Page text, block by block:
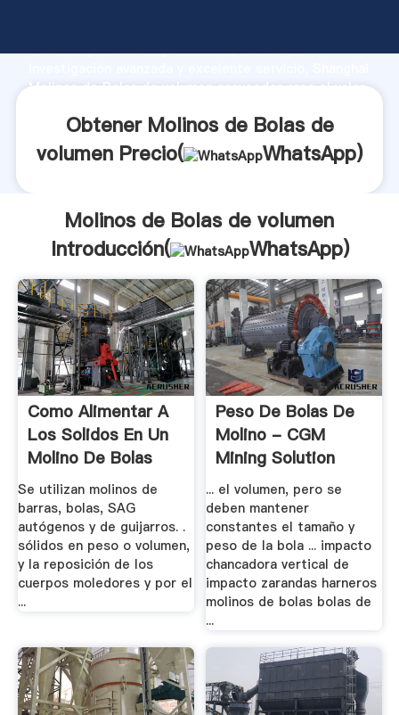
fuerte capacidad de producción, fuerza de
Molinos de Bolas de volumen proveedor crea el valor
Obtener Molinos de Bolas de
volumen Precio(
WhatsApp)
Molinos de Bolas de volumen
Introducción(
WhatsApp)
Como Alimentar A
Los Solidos En Un
Molino De Bolas
Se utilizan molinos de
barras, bolas, SAG
autógenos y de guijarros. .
sólidos en peso o volumen,
y la reposición de los
cuerpos moledores y por el
...
Peso De Bolas De
Molino - CGM
Mining Solution
... el volumen, pero se
deben mantener
constantes el tamaño y
peso de la bola ... impacto
chancadora vertical de
impacto zarandas harneros
molinos de bolas bolas de
...